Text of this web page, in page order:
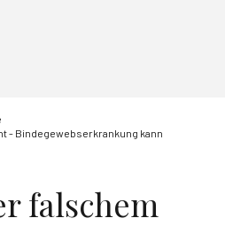
- Bindegewebserkrankung kann
falschem